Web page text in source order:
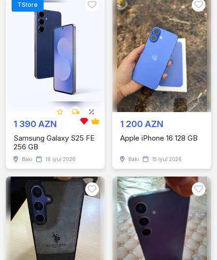
TStore
1 390 AZN
Samsung Galaxy S25 FE
256 GB
Bakı 16 iyul 2026
1 200 AZN
Apple iPhone 16 128 GB
Bakı 15 iyul 2026